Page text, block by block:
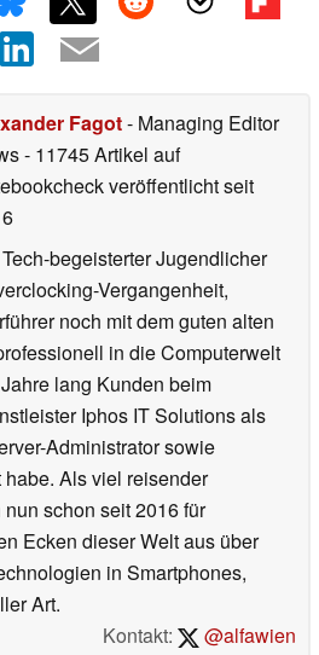
Fagot- Managing Editor
- 11745 Artikel auf
veröffentlichtseit
begeisterter Jugendlicher
Vergangenheit,
noch mit dem guten alten
in die Computerwelt
lang Kunden beim
Iphos IT Solutions als
Administrator sowie
Als viel reisender
schon seit 2016 für
Ecken dieser Welt aus über
in Smartphones,
Art.
Kontakt:
@alfawien